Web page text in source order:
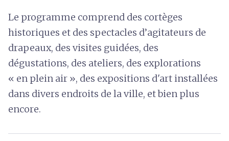
Le programme comprend des cortèges
historiques et des spectacles d’agitateurs de
drapeaux, des visites guidées, des
dégustations, des ateliers, des explorations
« en plein air », des expositions d'art installées
dans divers endroits de la ville, et bien plus
encore.